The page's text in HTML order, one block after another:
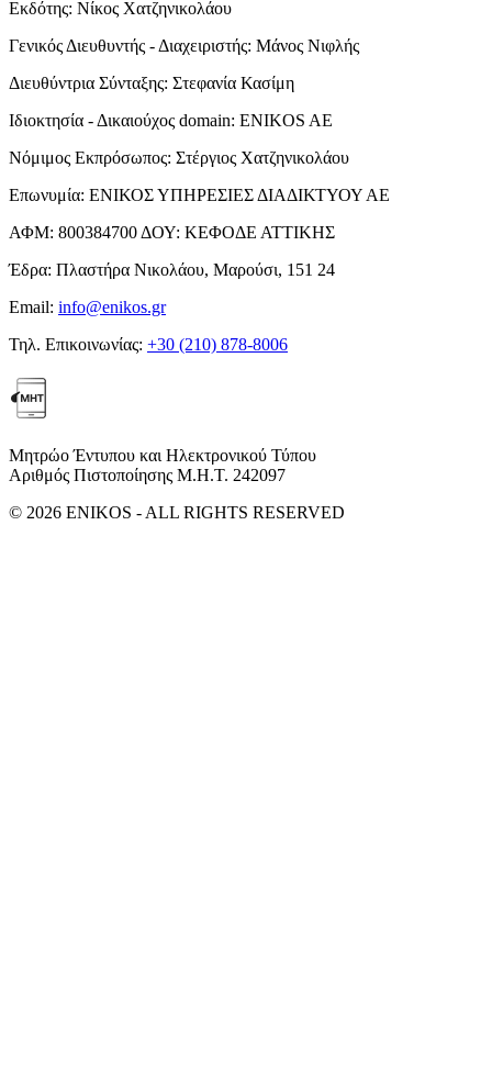
Εκδότης: Νίκος Χατζηνικολάου
Γενικός Διευθυντής - Διαχειριστής: Μάνος Νιφλής
Διευθύντρια Σύνταξης: Στεφανία Κασίμη
Ιδιοκτησία - Δικαιούχος domain: ENIKOS AE
Νόμιμος Εκπρόσωπος: Στέργιος Χατζηνικολάου
Επωνυμία: ΕΝΙΚΟΣ ΥΠΗΡΕΣΙΕΣ ΔΙΑΔΙΚΤΥΟΥ ΑΕ
ΑΦΜ: 800384700 ΔΟΥ: ΚΕΦΟΔΕ ΑΤΤΙΚΗΣ
Έδρα: Πλαστήρα Νικολάου, Μαρούσι, 151 24
Email: info@enikos.gr
Τηλ. Επικοινωνίας: +30 (210) 878-8006
Μητρώο Έντυπου και Ηλεκτρονικού Τύπου
Αριθμός Πιστοποίησης Μ.Η.Τ. 242097
© 2026 ENIKOS - ALL RIGHTS RESERVED